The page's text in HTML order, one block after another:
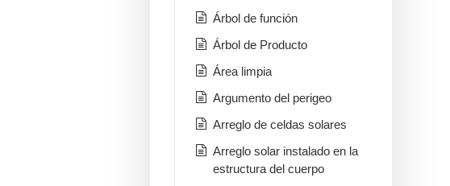
Árbol de función
Árbol de Producto
Área limpia
Argumento del perigeo
Arreglo de celdas solares
Arreglo solar instalado en la
estructura del cuerpo